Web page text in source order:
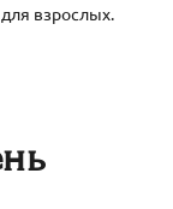
взрослых.